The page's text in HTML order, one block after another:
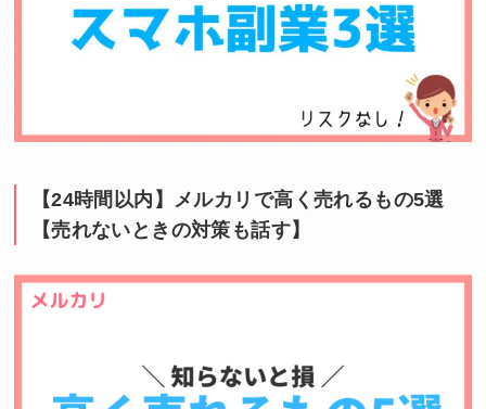
【24時間以内】メルカリで高く売れるもの5選
【売れないときの対策も話す】